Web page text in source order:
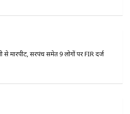
मारपीट, सरपंच समेत 9 लोगों पर FIR दर्ज